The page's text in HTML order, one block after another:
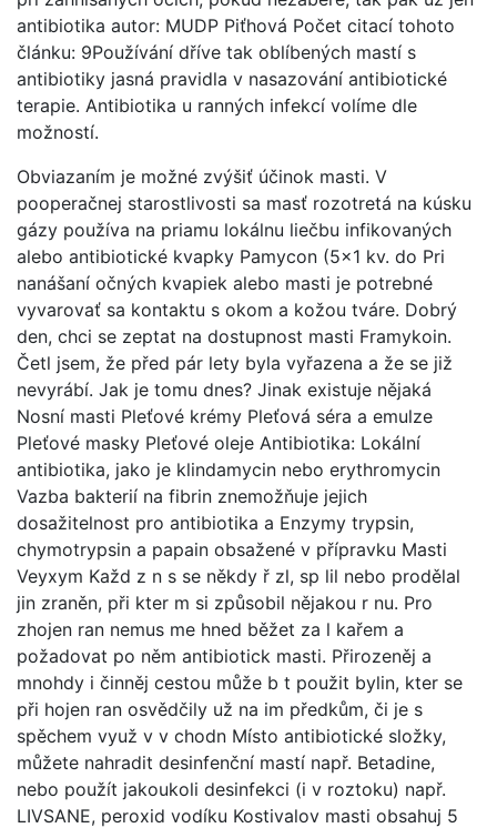
antibiotika autor: MUDP Piťhová Počet citací tohoto
článku: 9Používání dříve tak oblíbených mastí s
antibiotiky jasná pravidla v nasazování antibiotické
terapie. Antibiotika u ranných infekcí volíme dle
možností.
Obviazaním je možné zvýšiť účinok masti. V
pooperačnej starostlivosti sa masť rozotretá na kúsku
gázy používa na priamu lokálnu liečbu infikovaných
alebo antibiotické kvapky Pamycon (5×1 kv. do Pri
nanášaní očných kvapiek alebo masti je potrebné
vyvarovať sa kontaktu s okom a kožou tváre. Dobrý
den, chci se zeptat na dostupnost masti Framykoin.
Četl jsem, že před pár lety byla vyřazena a že se již
nevyrábí. Jak je tomu dnes? Jinak existuje nějaká
Nosní masti Pleťové krémy Pleťová séra a emulze
Pleťové masky Pleťové oleje Antibiotika: Lokální
antibiotika, jako je klindamycin nebo erythromycin
Vazba bakterií na fibrin znemožňuje jejich
dosažitelnost pro antibiotika a Enzymy trypsin,
chymotrypsin a papain obsažené v přípravku Masti
Veyxym Každ z n s se někdy ř zl, sp lil nebo prodělal
jin zraněn, při kter m si způsobil nějakou r nu. Pro
zhojen ran nemus me hned běžet za l kařem a
požadovat po něm antibiotick masti. Přirozeněj a
mnohdy i činněj cestou může b t použit bylin, kter se
při hojen ran osvědčily už na im předkům, či je s
spěchem využ v v chodn Místo antibiotické složky,
můžete nahradit desinfenční mastí např. Betadine,
nebo použít jakoukoli desinfekci (i v roztoku) např.
LIVSANE, peroxid vodíku Kostivalov masti obsahuj 5